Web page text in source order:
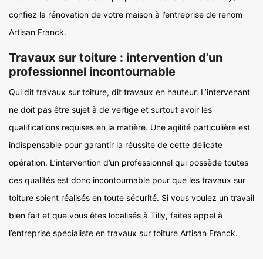
confiez la rénovation de votre maison à l’entreprise de renom
Artisan Franck.
Travaux sur toiture : intervention d’un
professionnel incontournable
Qui dit travaux sur toiture, dit travaux en hauteur. L’intervenant
ne doit pas être sujet à de vertige et surtout avoir les
qualifications requises en la matière. Une agilité particulière est
indispensable pour garantir la réussite de cette délicate
opération. L’intervention d’un professionnel qui possède toutes
ces qualités est donc incontournable pour que les travaux sur
toiture soient réalisés en toute sécurité. Si vous voulez un travail
bien fait et que vous êtes localisés à Tilly, faites appel à
l’entreprise spécialiste en travaux sur toiture Artisan Franck.